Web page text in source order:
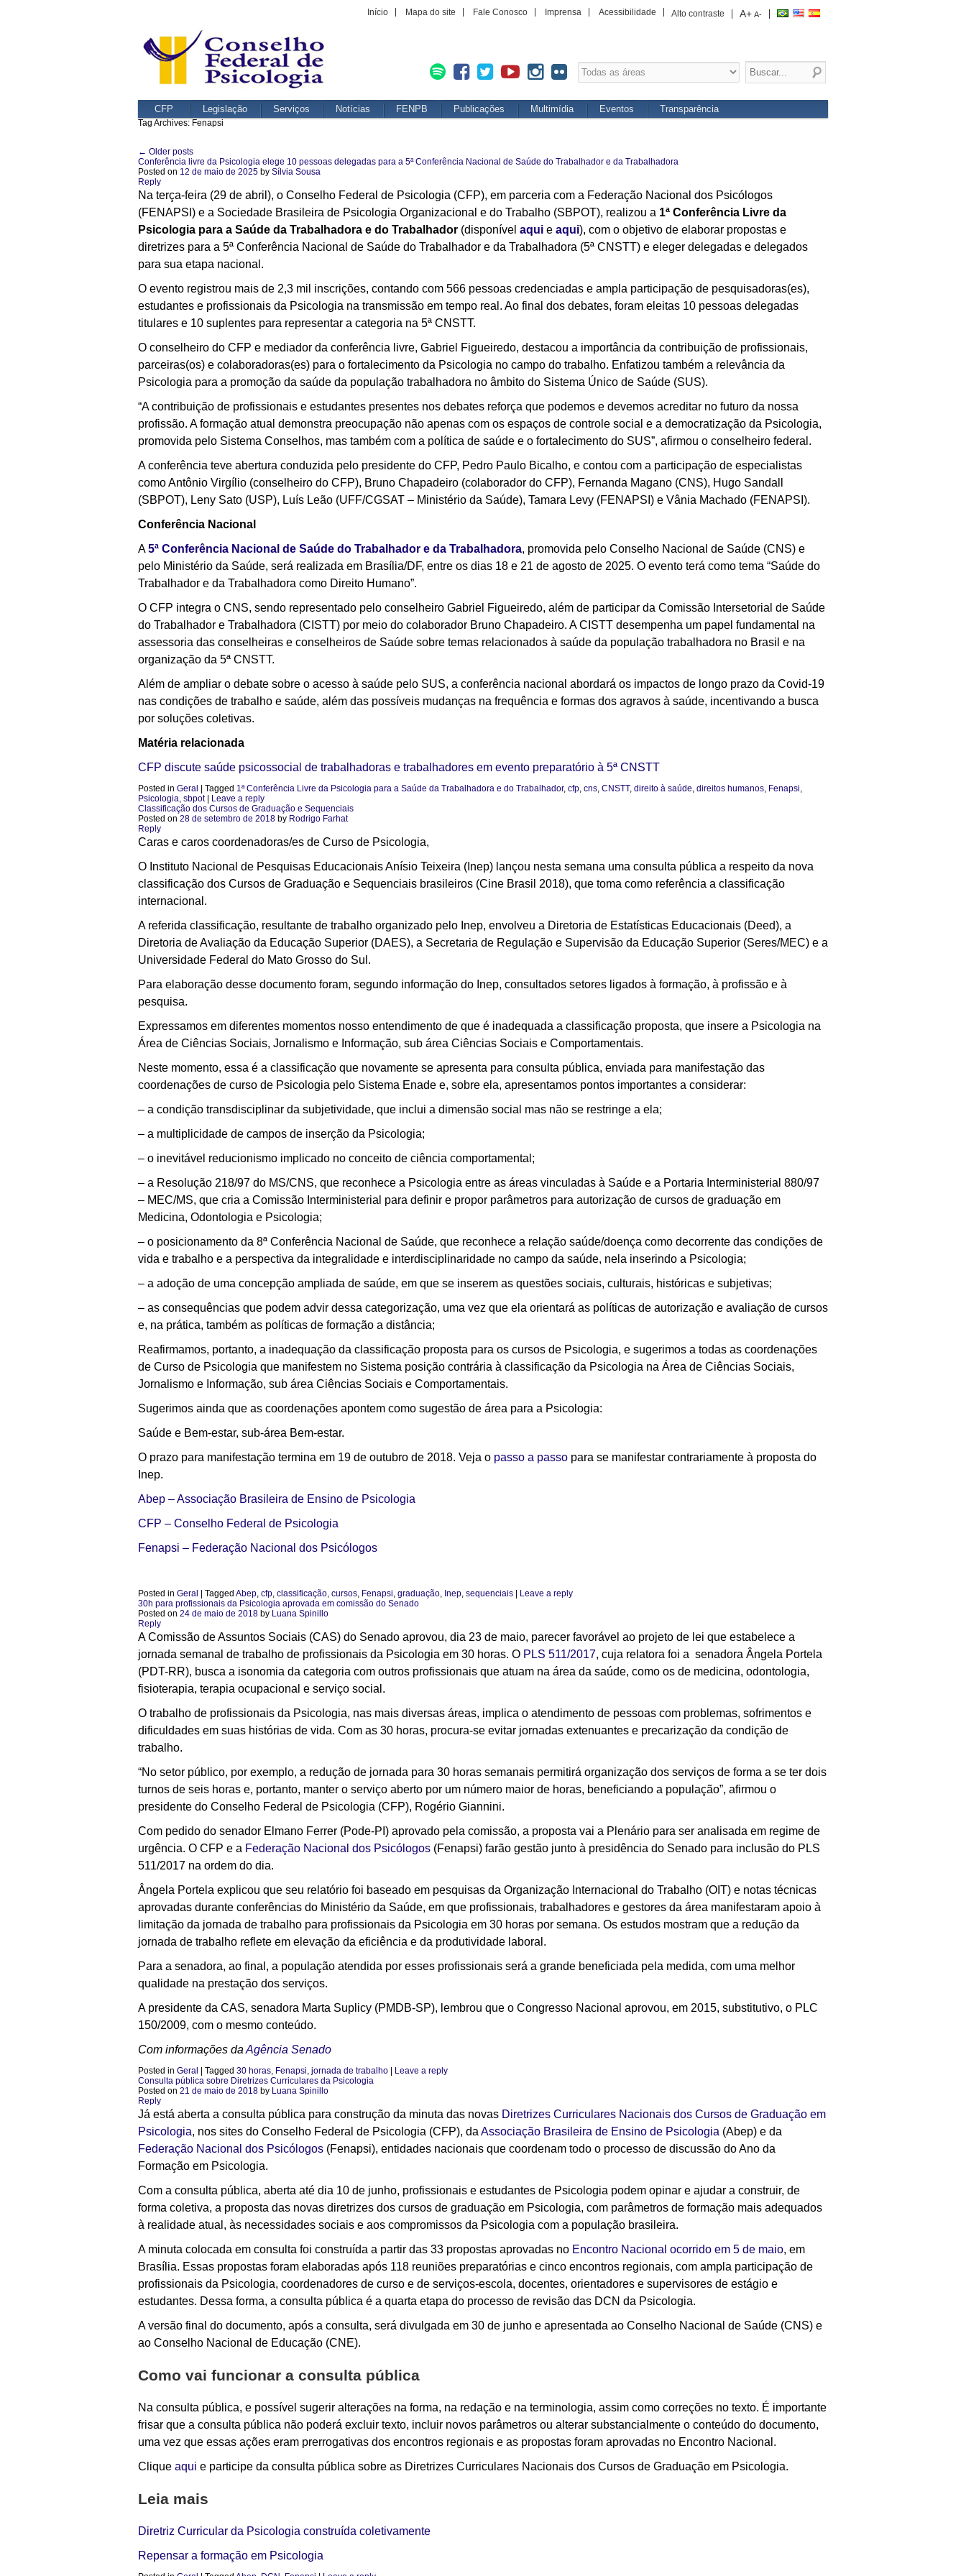
A+ A-
Alto contraste
Início Mapa do site Fale Conosco Imprensa Acessibilidade
CFP Legislação Serviços Notícias FENPB Publicações Multimídia Eventos Transparência
Tag Archives: Fenapsi
Post navigation
← Older posts
Conferência livre da Psicologia elege 10 pessoas delegadas para a 5ª Conferência Nacional de Saúde do Trabalhador e da Trabalhadora
Posted on 12 de maio de 2025 by Sílvia Sousa
Reply
Na terça-feira (29 de abril), o Conselho Federal de Psicologia (CFP), em parceria com a Federação Nacional dos Psicólogos
(FENAPSI) e a Sociedade Brasileira de Psicologia Organizacional e do Trabalho (SBPOT), realizou a 1ª Conferência Livre da
Psicologia para a Saúde da Trabalhadora e do Trabalhador (disponível aqui e aqui), com o objetivo de elaborar propostas e
diretrizes para a 5ª Conferência Nacional de Saúde do Trabalhador e da Trabalhadora (5ª CNSTT) e eleger delegadas e delegados
para sua etapa nacional.
O evento registrou mais de 2,3 mil inscrições, contando com 566 pessoas credenciadas e ampla participação de pesquisadoras(es),
estudantes e profissionais da Psicologia na transmissão em tempo real. Ao final dos debates, foram eleitas 10 pessoas delegadas
titulares e 10 suplentes para representar a categoria na 5ª CNSTT.
O conselheiro do CFP e mediador da conferência livre, Gabriel Figueiredo, destacou a importância da contribuição de profissionais,
parceiras(os) e colaboradoras(es) para o fortalecimento da Psicologia no campo do trabalho. Enfatizou também a relevância da
Psicologia para a promoção da saúde da população trabalhadora no âmbito do Sistema Único de Saúde (SUS).
“A contribuição de profissionais e estudantes presentes nos debates reforça que podemos e devemos acreditar no futuro da nossa
profissão. A formação atual demonstra preocupação não apenas com os espaços de controle social e a democratização da Psicologia,
promovida pelo Sistema Conselhos, mas também com a política de saúde e o fortalecimento do SUS”, afirmou o conselheiro federal.
A conferência teve abertura conduzida pelo presidente do CFP, Pedro Paulo Bicalho, e contou com a participação de especialistas
como Antônio Virgílio (conselheiro do CFP), Bruno Chapadeiro (colaborador do CFP), Fernanda Magano (CNS), Hugo Sandall
(SBPOT), Leny Sato (USP), Luís Leão (UFF/CGSAT – Ministério da Saúde), Tamara Levy (FENAPSI) e Vânia Machado (FENAPSI).
Conferência Nacional
A5ª Conferência Nacional de Saúde do Trabalhador e da Trabalhadora, promovida pelo Conselho Nacional de Saúde (CNS) e
pelo Ministério da Saúde, será realizada em Brasília/DF, entre os dias 18 e 21 de agosto de 2025. O evento terá como tema “Saúde do
Trabalhador e da Trabalhadora como Direito Humano”.
O CFP integra o CNS, sendo representado pelo conselheiro Gabriel Figueiredo, além de participar da Comissão Intersetorial de Saúde
do Trabalhador e Trabalhadora (CISTT) por meio do colaborador Bruno Chapadeiro. A CISTT desempenha um papel fundamental na
assessoria das conselheiras e conselheiros de Saúde sobre temas relacionados à saúde da população trabalhadora no Brasil e na
organização da 5ª CNSTT.
Além de ampliar o debate sobre o acesso à saúde pelo SUS, a conferência nacional abordará os impactos de longo prazo da Covid-19
nas condições de trabalho e saúde, além das possíveis mudanças na frequência e formas dos agravos à saúde, incentivando a busca
por soluções coletivas.
Matéria relacionada
CFP discute saúde psicossocial de trabalhadoras e trabalhadores em evento preparatório à 5ª CNSTT
Posted in Geral Tagged 1ª Conferência Livre da Psicologia para a Saúde da Trabalhadora e do Trabalhador, cfp, cns, CNSTT, direito à saúde, direitos humanos, Fenapsi,
Psicologia, sbpot
Leave a reply
Classificação dos Cursos de Graduação e Sequenciais
Posted on 28 de setembro de 2018 by Rodrigo Farhat
Reply
Caras e caros coordenadoras/es de Curso de Psicologia,
O Instituto Nacional de Pesquisas Educacionais Anísio Teixeira (Inep) lançou nesta semana uma consulta pública a respeito da nova
classificação dos Cursos de Graduação e Sequenciais brasileiros (Cine Brasil 2018), que toma como referência a classificação
internacional.
A referida classificação, resultante de trabalho organizado pelo Inep, envolveu a Diretoria de Estatísticas Educacionais (Deed), a
Diretoria de Avaliação da Educação Superior (DAES), a Secretaria de Regulação e Supervisão da Educação Superior (Seres/MEC) e a
Universidade Federal do Mato Grosso do Sul.
Para elaboração desse documento foram, segundo informação do Inep, consultados setores ligados à formação, à profissão e à
pesquisa.
Expressamos em diferentes momentos nosso entendimento de que é inadequada a classificação proposta, que insere a Psicologia na
Área de Ciências Sociais, Jornalismo e Informação, sub área Ciências Sociais e Comportamentais.
Neste momento, essa é a classificação que novamente se apresenta para consulta pública, enviada para manifestação das
coordenações de curso de Psicologia pelo Sistema Enade e, sobre ela, apresentamos pontos importantes a considerar:
– a condição transdisciplinar da subjetividade, que inclui a dimensão social mas não se restringe a ela;
– a multiplicidade de campos de inserção da Psicologia;
– o inevitável reducionismo implicado no conceito de ciência comportamental;
– a Resolução 218/97 do MS/CNS, que reconhece a Psicologia entre as áreas vinculadas à Saúde e a Portaria Interministerial 880/97
– MEC/MS, que cria a Comissão Interministerial para definir e propor parâmetros para autorização de cursos de graduação em
Medicina, Odontologia e Psicologia;
– o posicionamento da 8ª Conferência Nacional de Saúde, que reconhece a relação saúde/doença como decorrente das condições de
vida e trabalho e a perspectiva da integralidade e interdisciplinaridade no campo da saúde, nela inserindo a Psicologia;
– a adoção de uma concepção ampliada de saúde, em que se inserem as questões sociais, culturais, históricas e subjetivas;
– as consequências que podem advir dessa categorização, uma vez que ela orientará as políticas de autorização e avaliação de cursos
e, na prática, também as políticas de formação a distância;
Reafirmamos, portanto, a inadequação da classificação proposta para os cursos de Psicologia, e sugerimos a todas as coordenações
de Curso de Psicologia que manifestem no Sistema posição contrária à classificação da Psicologia na Área de Ciências Sociais,
Jornalismo e Informação, sub área Ciências Sociais e Comportamentais.
Sugerimos ainda que as coordenações apontem como sugestão de área para a Psicologia:
Saúde e Bem-estar, sub-área Bem-estar.
O prazo para manifestação termina em 19 de outubro de 2018. Veja o passo a passo para se manifestar contrariamente à proposta do
Inep.
Abep – Associação Brasileira de Ensino de Psicologia
CFP – Conselho Federal de Psicologia
Fenapsi – Federação Nacional dos Psicólogos
Posted in Geral Tagged Abep, cfp, classificação, cursos, Fenapsi, graduação, Inep, sequenciais
Leave a reply
30h para profissionais da Psicologia aprovada em comissão do Senado
Posted on 24 de maio de 2018 by Luana Spinillo
Reply
A Comissão de Assuntos Sociais (CAS) do Senado aprovou, dia 23 de maio, parecer favorável ao projeto de lei que estabelece a
jornada semanal de trabalho de profissionais da Psicologia em 30 horas. O PLS 511/2017, cuja relatora foi a senadora Ângela Portela
(PDT-RR), busca a isonomia da categoria com outros profissionais que atuam na área da saúde, como os de medicina, odontologia,
fisioterapia, terapia ocupacional e serviço social.
O trabalho de profissionais da Psicologia, nas mais diversas áreas, implica o atendimento de pessoas com problemas, sofrimentos e
dificuldades em suas histórias de vida. Com as 30 horas, procura-se evitar jornadas extenuantes e precarização da condição de
trabalho.
“No setor público, por exemplo, a redução de jornada para 30 horas semanais permitirá organização dos serviços de forma a se ter dois
turnos de seis horas e, portanto, manter o serviço aberto por um número maior de horas, beneficiando a população”, afirmou o
presidente do Conselho Federal de Psicologia (CFP), Rogério Giannini.
Com pedido do senador Elmano Ferrer (Pode-PI) aprovado pela comissão, a proposta vai a Plenário para ser analisada em regime de
urgência. O CFP e a Federação Nacional dos Psicólogos (Fenapsi) farão gestão junto à presidência do Senado para inclusão do PLS
511/2017 na ordem do dia.
Ângela Portela explicou que seu relatório foi baseado em pesquisas da Organização Internacional do Trabalho (OIT) e notas técnicas
aprovadas durante conferências do Ministério da Saúde, em que profissionais, trabalhadores e gestores da área manifestaram apoio à
limitação da jornada de trabalho para profissionais da Psicologia em 30 horas por semana. Os estudos mostram que a redução da
jornada de trabalho reflete em elevação da eficiência e da produtividade laboral.
Para a senadora, ao final, a população atendida por esses profissionais será a grande beneficiada pela medida, com uma melhor
qualidade na prestação dos serviços.
A presidente da CAS, senadora Marta Suplicy (PMDB-SP), lembrou que o Congresso Nacional aprovou, em 2015, substitutivo, o PLC
150/2009, com o mesmo conteúdo.
Com informações da Agência Senado
Posted in Geral Tagged 30 horas, Fenapsi, jornada de trabalho
Leave a reply
Consulta pública sobre Diretrizes Curriculares da Psicologia
Posted on 21 de maio de 2018 by Luana Spinillo
Reply
Já está aberta a consulta pública para construção da minuta das novas Diretrizes Curriculares Nacionais dos Cursos de Graduação em
Psicologia, nos sites do Conselho Federal de Psicologia (CFP), da Associação Brasileira de Ensino de Psicologia (Abep) e da
Federação Nacional dos Psicólogos (Fenapsi), entidades nacionais que coordenam todo o processo de discussão do Ano da
Formação em Psicologia.
Com a consulta pública, aberta até dia 10 de junho, profissionais e estudantes de Psicologia podem opinar e ajudar a construir, de
forma coletiva, a proposta das novas diretrizes dos cursos de graduação em Psicologia, com parâmetros de formação mais adequados
à realidade atual, às necessidades sociais e aos compromissos da Psicologia com a população brasileira.
A minuta colocada em consulta foi construída a partir das 33 propostas aprovadas no Encontro Nacional ocorrido em 5 de maio, em
Brasília. Essas propostas foram elaboradas após 118 reuniões preparatórias e cinco encontros regionais, com ampla participação de
profissionais da Psicologia, coordenadores de curso e de serviços-escola, docentes, orientadores e supervisores de estágio e
estudantes. Dessa forma, a consulta pública é a quarta etapa do processo de revisão das DCN da Psicologia.
A versão final do documento, após a consulta, será divulgada em 30 de junho e apresentada ao Conselho Nacional de Saúde (CNS) e
ao Conselho Nacional de Educação (CNE).
Como vai funcionar a consulta pública
Na consulta pública, e possível sugerir alterações na forma, na redação e na terminologia, assim como correções no texto. É importante
frisar que a consulta pública não poderá excluir texto, incluir novos parâmetros ou alterar substancialmente o conteúdo do documento,
uma vez que essas ações eram prerrogativas dos encontros regionais e as propostas foram aprovadas no Encontro Nacional.
Clique aqui e participe da consulta pública sobre as Diretrizes Curriculares Nacionais dos Cursos de Graduação em Psicologia.
Leia mais
Diretriz Curricular da Psicologia construída coletivamente
Repensar a formação em Psicologia